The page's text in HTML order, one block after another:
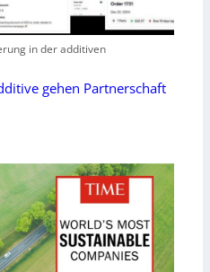
in der additiven
gehen Partnerschaft